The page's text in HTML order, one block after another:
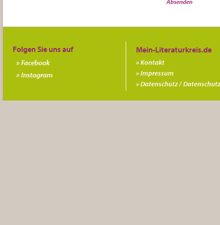
Kontakt
Impressum
Datenschutz /
Folgen Sie uns auf
Facebook
Instagram